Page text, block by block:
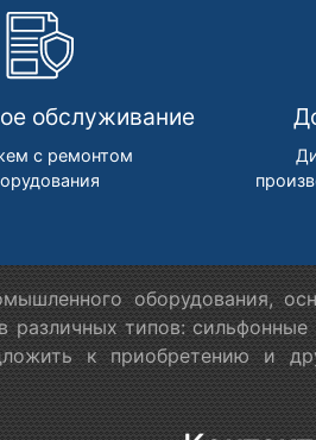
обслуживание
с ремонтом
оборудования,
типов:
к приобретению и